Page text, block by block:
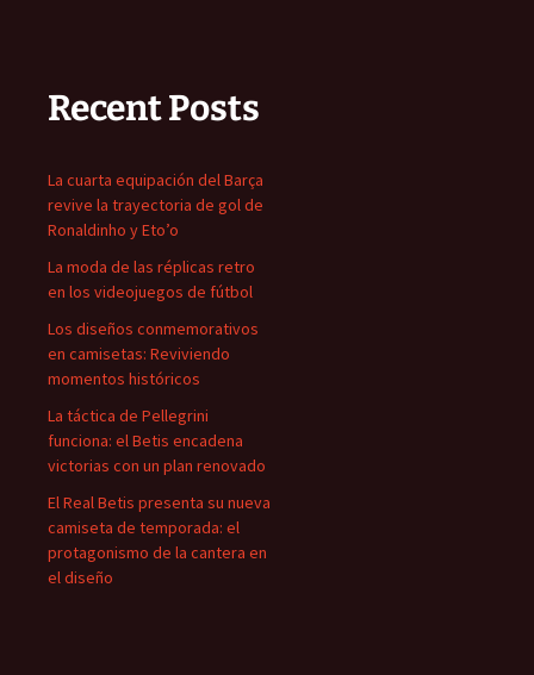
Recent Posts
La cuarta equipación del Barça
revive la trayectoria de gol de
Ronaldinho y Eto’o
La moda de las réplicas retro
en los videojuegos de fútbol
Los diseños conmemorativos
en camisetas: Reviviendo
momentos históricos
La táctica de Pellegrini
funciona: el Betis encadena
victorias con un plan renovado
El Real Betis presenta su nueva
camiseta de temporada: el
protagonismo de la cantera en
el diseño